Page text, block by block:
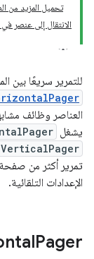
تحميل المزيد من
الانتقال إلى عنصر
للتمرير سريعًا بين
العناصر وظائف
يشغل
VerticalPager
تمرير أكثر من
الإعدادات التلقائية.
Pager